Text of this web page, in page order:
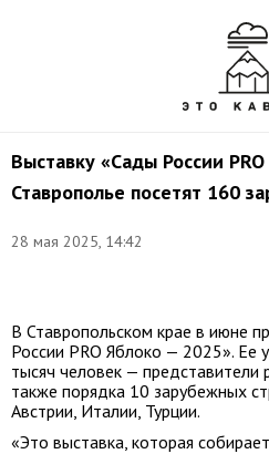
Выставку «Сады России
Ставрополье посетят 160
28 мая 2025, 14:42
В Ставропольском крае в июне
России PRO Яблоко — 2025». Ее
тысяч человек — представители
также порядка 10 зарубежных
Австрии, Италии, Турции.
«Это выставка, которая